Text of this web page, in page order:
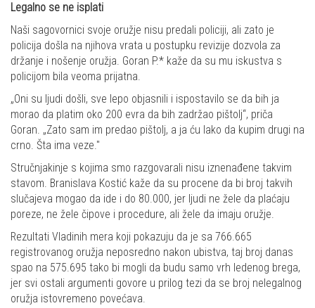
Legalno se ne isplati
Naši sagovornici svoje oružje nisu predali policiji, ali zato je
policija došla na njihova vrata u postupku revizije dozvola za
držanje i nošenje oružja. Goran P.* kaže da su mu iskustva s
policijom bila veoma prijatna.
„Oni su ljudi došli, sve lepo objasnili i ispostavilo se da bih ja
morao da platim oko 200 evra da bih zadržao pištolj“, priča
Goran. „Zato sam im predao pištolj, a ja ću lako da kupim drugi na
crno. Šta ima veze."
Stručnjakinje s kojima smo razgovarali nisu iznenađene takvim
stavom. Branislava Kostić kaže da su procene da bi broj takvih
slučajeva mogao da ide i do 80.000, jer ljudi ne žele da plaćaju
poreze, ne žele čipove i procedure, ali žele da imaju oružje.
Rezultati Vladinih mera koji pokazuju da je sa 766.665
registrovanog oružja neposredno nakon ubistva, taj broj danas
spao na 575.695 tako bi mogli da budu samo vrh ledenog brega,
jer svi ostali argumenti govore u prilog tezi da se broj nelegalnog
oružja istovremeno povećava.